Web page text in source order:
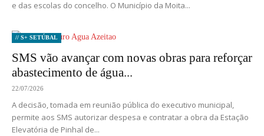
e das escolas do concelho. O Município da Moita...
// S+ SETÚBAL
SMS vão avançar com novas obras para reforçar
abastecimento de água...
22/07/2026
A decisão, tomada em reunião pública do executivo municipal,
permite aos SMS autorizar despesa e contratar a obra da Estação
Elevatória de Pinhal de...